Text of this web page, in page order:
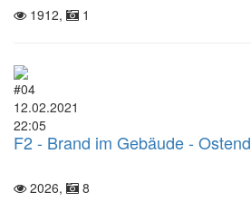
1912, 1
#04
12.02.2021
22:05
F2 - Brand im Gebäude - Ostend
2026, 8